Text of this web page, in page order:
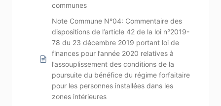
communes
Note Commune N°04: Commentaire des
dispositions de l’article 42 de la loi n°2019-
78 du 23 décembre 2019 portant loi de
finances pour l’année 2020 relatives à
l’assouplissement des conditions de la
poursuite du bénéfice du régime forfaitaire
pour les personnes installées dans les
zones intérieures